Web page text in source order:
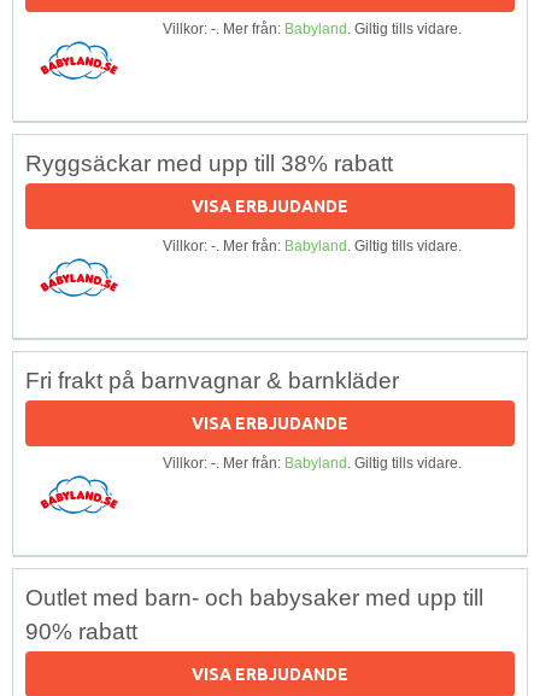
Villkor: -. Mer från: Babyland. Giltig tills vidare.
Ryggsäckar med upp till 38% rabatt
VISA ERBJUDANDE
Villkor: -. Mer från: Babyland. Giltig tills vidare.
Fri frakt på barnvagnar & barnkläder
VISA ERBJUDANDE
Villkor: -. Mer från: Babyland. Giltig tills vidare.
Outlet med barn- och babysaker med upp till
90% rabatt
VISA ERBJUDANDE